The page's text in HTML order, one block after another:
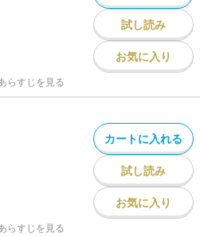
試し読み
お気に入り
らすじを見る
カートに入れる
試し読み
お気に入り
らすじを見る